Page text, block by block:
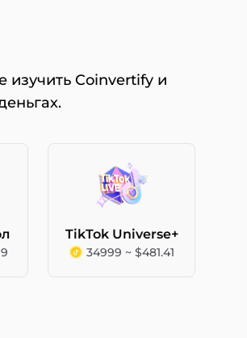
изучить Coinvertify и
TikTok Universe+
34999 ~ $481.41